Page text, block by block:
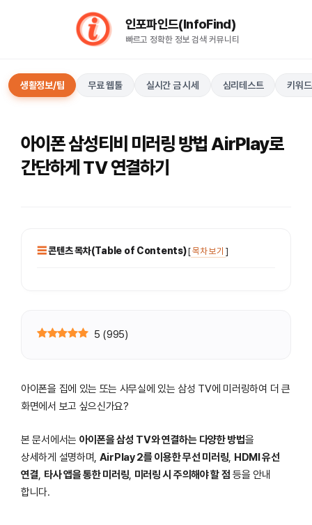
인포파인드(InfoFind)​​​​
빠르고 정확한 정보 검색 커뮤니티
생활정보/팁 무료 웹툴 실시간 금 시세 심리테스트 키워
아이폰 삼성티비 미러링 방법 AirPlay로
간단하게 TV 연결하기
콘텐츠 목차(Table of Contents)[목차 보기 ]
5 (995)
아이폰을 집에 있는 또는 사무실에 있는 삼성 TV에 미러링하여 더 큰
화면에서 보고 싶으신가요?
본 문서에서는 아이폰을 삼성 TV와 연결하는 다양한 방법을
상세하게 설명하며, AirPlay 2를 이용한 무선 미러링, HDMI 유선
연결, 타사 앱을 통한 미러링, 미러링 시 주의해야 할 점 등을 안내
합니다.